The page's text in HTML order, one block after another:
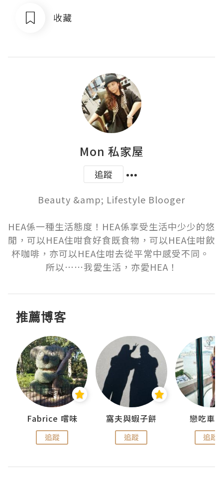
收藏
Mon 私家屋
追蹤
Beauty &amp; Lifestyle Blooger
HEA係一種生活態度！HEA係享受生活中少少的悠
閒，可以HEA住咁食好食既食物，可以HEA住咁飲
杯咖啡，亦可以HEA住咁去從平常中感受不同。
所以⋯⋯我愛生活，亦愛HEA！
推薦博客
Fabrice 嚐味
追蹤
窩夫與蝦子餅
追蹤
戀吃車
追蹤